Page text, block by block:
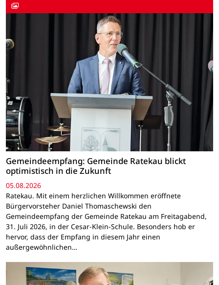
Gemeindeempfang: Gemeinde Ratekau blickt
optimistisch in die Zukunft
05.08.2026
Ratekau. Mit einem herzlichen Willkommen eröffnete
Bürgervorsteher Daniel Thomaschewski den
Gemeindeempfang der Gemeinde Ratekau am Freitagabend,
31. Juli 2026, in der Cesar-Klein-Schule. Besonders hob er
hervor, dass der Empfang in diesem Jahr einen
außergewöhnlichen…